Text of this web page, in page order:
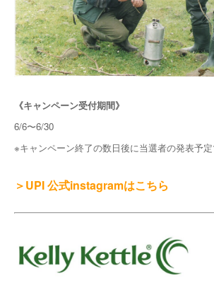
《キャンペーン受付期間》
6/6〜6/30
※キャンペーン終了の数日後に当選者の発表予定
＞UPI 公式instagramはこちら